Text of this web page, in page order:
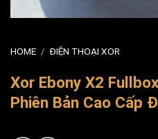
HOME / ĐIỆN THOẠI XOR
Xor Ebony X2
Phiên Bản Cao Cấp